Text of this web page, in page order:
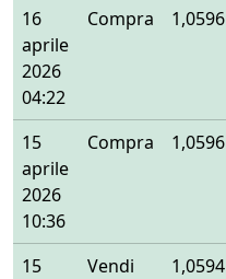
16
aprile
2026
04:22
Compra 1,0596
15
aprile
2026
10:36
Compra 1,0596
15
Vendi 1,0594